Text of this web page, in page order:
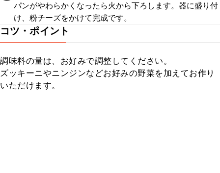
パンがやわらかくなったら火から下ろします。器に盛り付
け、粉チーズをかけて完成です。
コツ・ポイント
調味料の量は、お好みで調整してください。
ズッキーニやニンジンなどお好みの野菜を加えてお作り
いただけます。